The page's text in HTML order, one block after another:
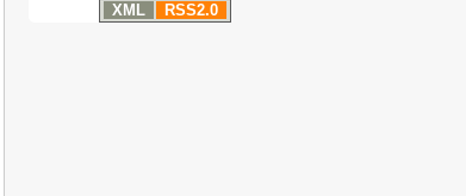
XML
RSS2.0